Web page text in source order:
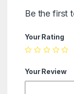
Be the first
Your Rating
Your Review